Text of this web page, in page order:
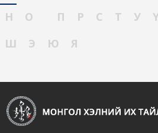
Н
О П Р С Т У
Ш
Э Ю Я